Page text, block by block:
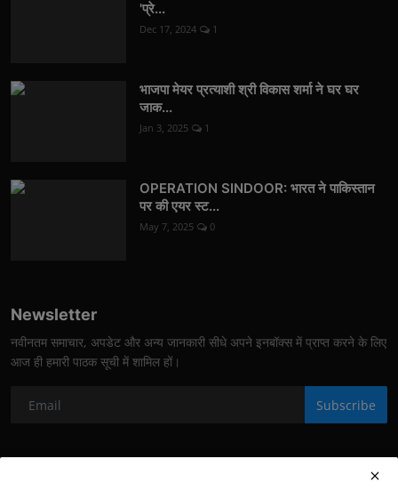
'प्रे...
Dec 17, 2024 1
भाजपा मेयर प्रत्याशी श्री विकास शर्मा ने घर घर
जाक...
Jan 3, 2025 1
OPERATION SINDOOR: भारत ने पाकिस्तान
पर की एयर स्ट...
May 7, 2025 0
Newsletter
नवीनतम समाचार, अपडेट और अन्य जानकारी सीधे अपने इनबॉक्स में प्राप्त करने के लिए
आज ही हमारी पाठक सूची में शामिल हों।
Subscribe